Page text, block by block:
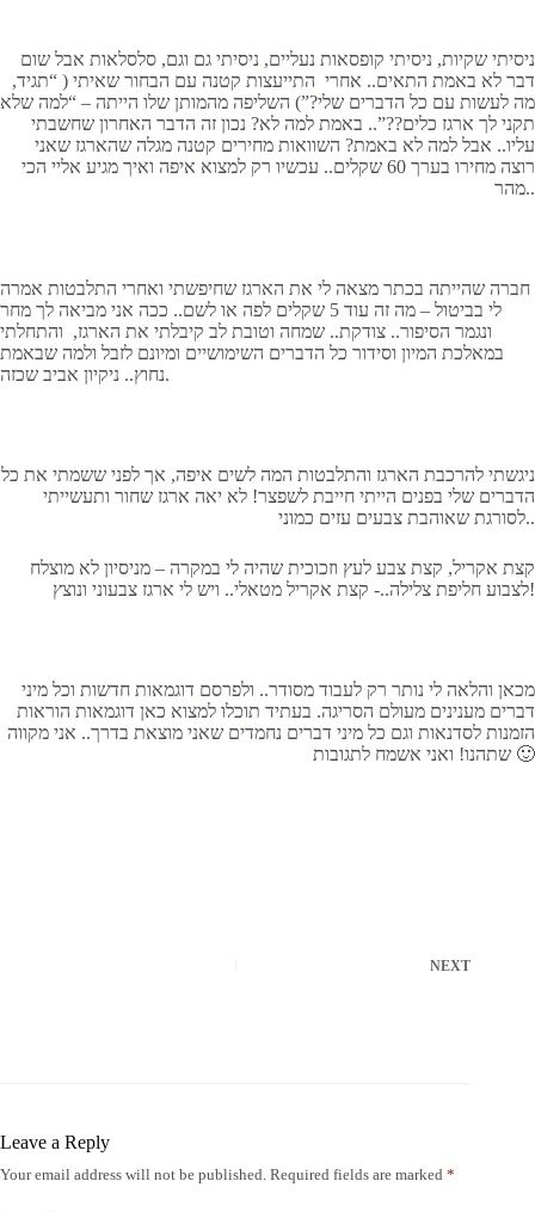
ניסיתי שקיות, ניסיתי קופסאות נעליים, ניסיתי גם וגם, סלסלאות אבל שום
דבר לא באמת התאים.. אחרי התייעצות קטנה עם הבחור שאיתי ( “תגיד,
מה לעשות עם כל הדברים שלי?”) השליפה מהמותן שלו הייתה – “למה שלא
תקני לך ארגז כלים??”.. באמת למה לא? נכון זה הדבר האחרון שחשבתי
עליו.. אבל למה לא באמת? השוואות מחירים קטנה מגלה שהארגז שאני
רוצה מחירו בערך 60 שקלים.. עכשיו רק למצוא איפה ואיך מגיע אליי הכי
מהר..
חברה שהייתה בכתר מצאה לי את הארגז שחיפשתי ואחרי התלבטות אמרה
לי בביטול – מה זה עוד 5 שקלים לפה או לשם.. ככה אני מביאה לך מחר
ונגמר הסיפור.. צודקת.. שמחה וטובת לב קיבלתי את הארגז, והתחלתי
במאלכת המיון וסידור כל הדברים השימושיים ומיונם לזבל ולמה שבאמת
נחוץ.. ניקיון אביב שכזה.
ניגשתי להרכבת הארגז והתלבטות המה לשים איפה, אך לפני ששמתי את כל
הדברים שלי בפנים הייתי חייבת לשפצר! לא יאה ארגז שחור ותעשייתי
לסורגת שאוהבת צבעים עזים כמוני..
קצת אקריל, קצת צבע לעץ וזכוכית שהיה לי במקרה – מניסיון לא מוצלח
לצבוע חליפת צלילה..- קצת אקריל מטאלי.. ויש לי ארגז צבעוני ונוצץ!
מכאן והלאה לי נותר רק לעבוד מסודר.. ולפרסם דוגמאות חדשות וכל מיני
דברים מענינים מעולם הסריגה. בעתיד תוכלו למצוא כאן דוגמאות הוראות
הזמנות לסדנאות וגם כל מיני דברים נחמדים שאני מוצאת בדרך.. אני מקווה
שתהנו! ואני אשמח לתגובות 🙂
NEXT
Leave a Reply
Your email address will not be published. Required fields are marked *